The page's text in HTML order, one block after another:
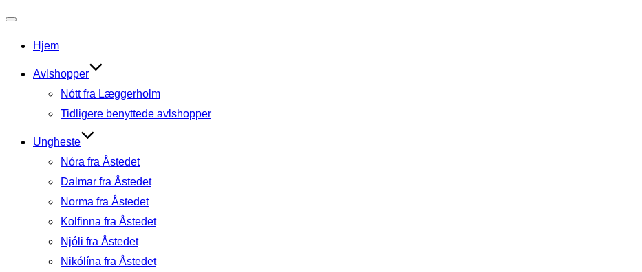
navigation
til/fra
Hjem
Avlshopper
Nótt fra Læggerholm
Tidligere benyttede avlshopper
Ungheste
Nóra fra Åstedet
Dalmar fra Åstedet
Norma fra Åstedet
Kolfinna fra Åstedet
Njóli fra Åstedet
Nikólína fra Åstedet